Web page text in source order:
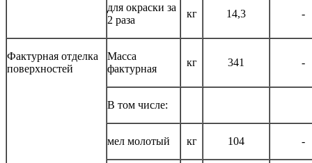
для окраски за
2 раза
кг 14,3 -
Фактурная отделка
поверхностей
Масса
фактурная
кг 341 -
В том числе:
мел молотый кг 104 -